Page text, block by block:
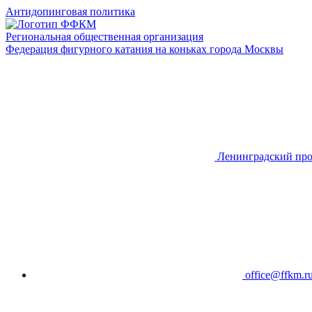
Антидопинговая политика
Региональная общественная организация
Федерация фигурного катания на коньках города Москвы
Ленинградский
office@ffkm.ru